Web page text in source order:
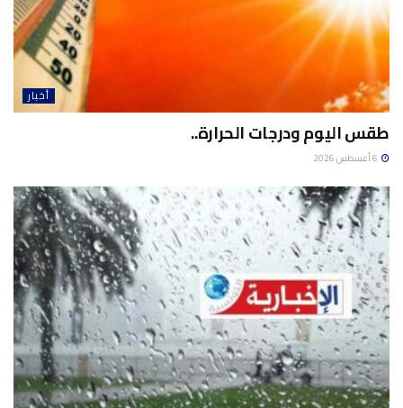
أخبار
طقس اليوم ودرجات الحرارة..